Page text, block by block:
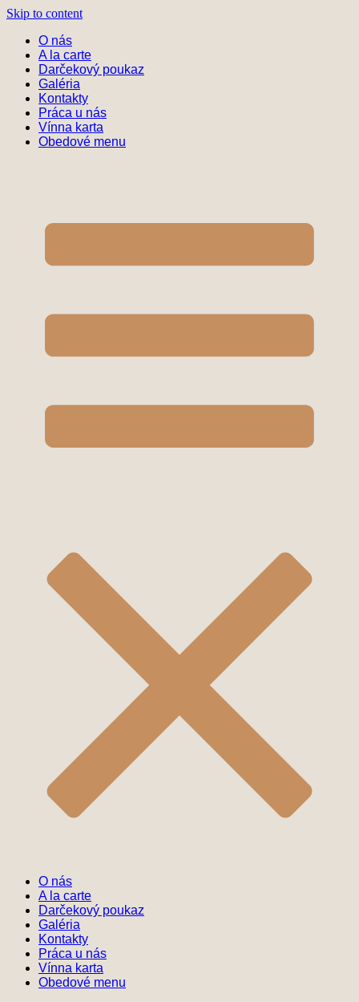
Skip to content
O nás
A la carte
Darčekový poukaz
Galéria
Kontakty
Práca u nás
Vínna karta
Obedové menu
O nás
A la carte
Darčekový poukaz
Galéria
Kontakty
Práca u nás
Vínna karta
Obedové menu